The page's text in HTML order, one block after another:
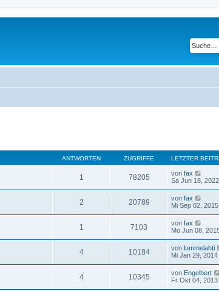
ANTWORTEN ZUGRIFFE LETZTER
1 78205 von fax
Sa Jun 18,
2 20789 von fax
Mi Sep 02,
1 7103 von fax
Mo Jun 08,
4 10184 von lummelahti
Mi Jan 29,
4 10345 von Engelbert
Fr Okt 04,